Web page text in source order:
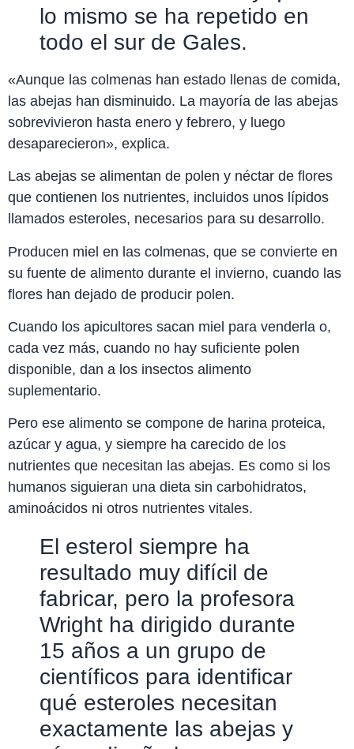
lo mismo se ha repetido en
todo el sur de Gales.
«Aunque las colmenas han estado llenas de comida,
las abejas han disminuido. La mayoría de las abejas
sobrevivieron hasta enero y febrero, y luego
desaparecieron», explica.
Las abejas se alimentan de polen y néctar de flores
que contienen los nutrientes, incluidos unos lípidos
llamados esteroles, necesarios para su desarrollo.
Producen miel en las colmenas, que se convierte en
su fuente de alimento durante el invierno, cuando las
flores han dejado de producir polen.
Cuando los apicultores sacan miel para venderla o,
cada vez más, cuando no hay suficiente polen
disponible, dan a los insectos alimento
suplementario.
Pero ese alimento se compone de harina proteica,
azúcar y agua, y siempre ha carecido de los
nutrientes que necesitan las abejas. Es como si los
humanos siguieran una dieta sin carbohidratos,
aminoácidos ni otros nutrientes vitales.
El esterol siempre ha
resultado muy difícil de
fabricar, pero la profesora
Wright ha dirigido durante
15 años a un grupo de
científicos para identificar
qué esteroles necesitan
exactamente las abejas y